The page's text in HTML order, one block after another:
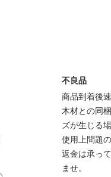
不良品
商品到着後
木材との同
ズが生じる
使用上問題
返金は承っ
ませ。